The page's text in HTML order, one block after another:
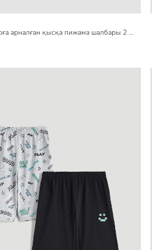
Принтті ұлдарға арналған қысқа пижама шалбары 2 данадан тұратын